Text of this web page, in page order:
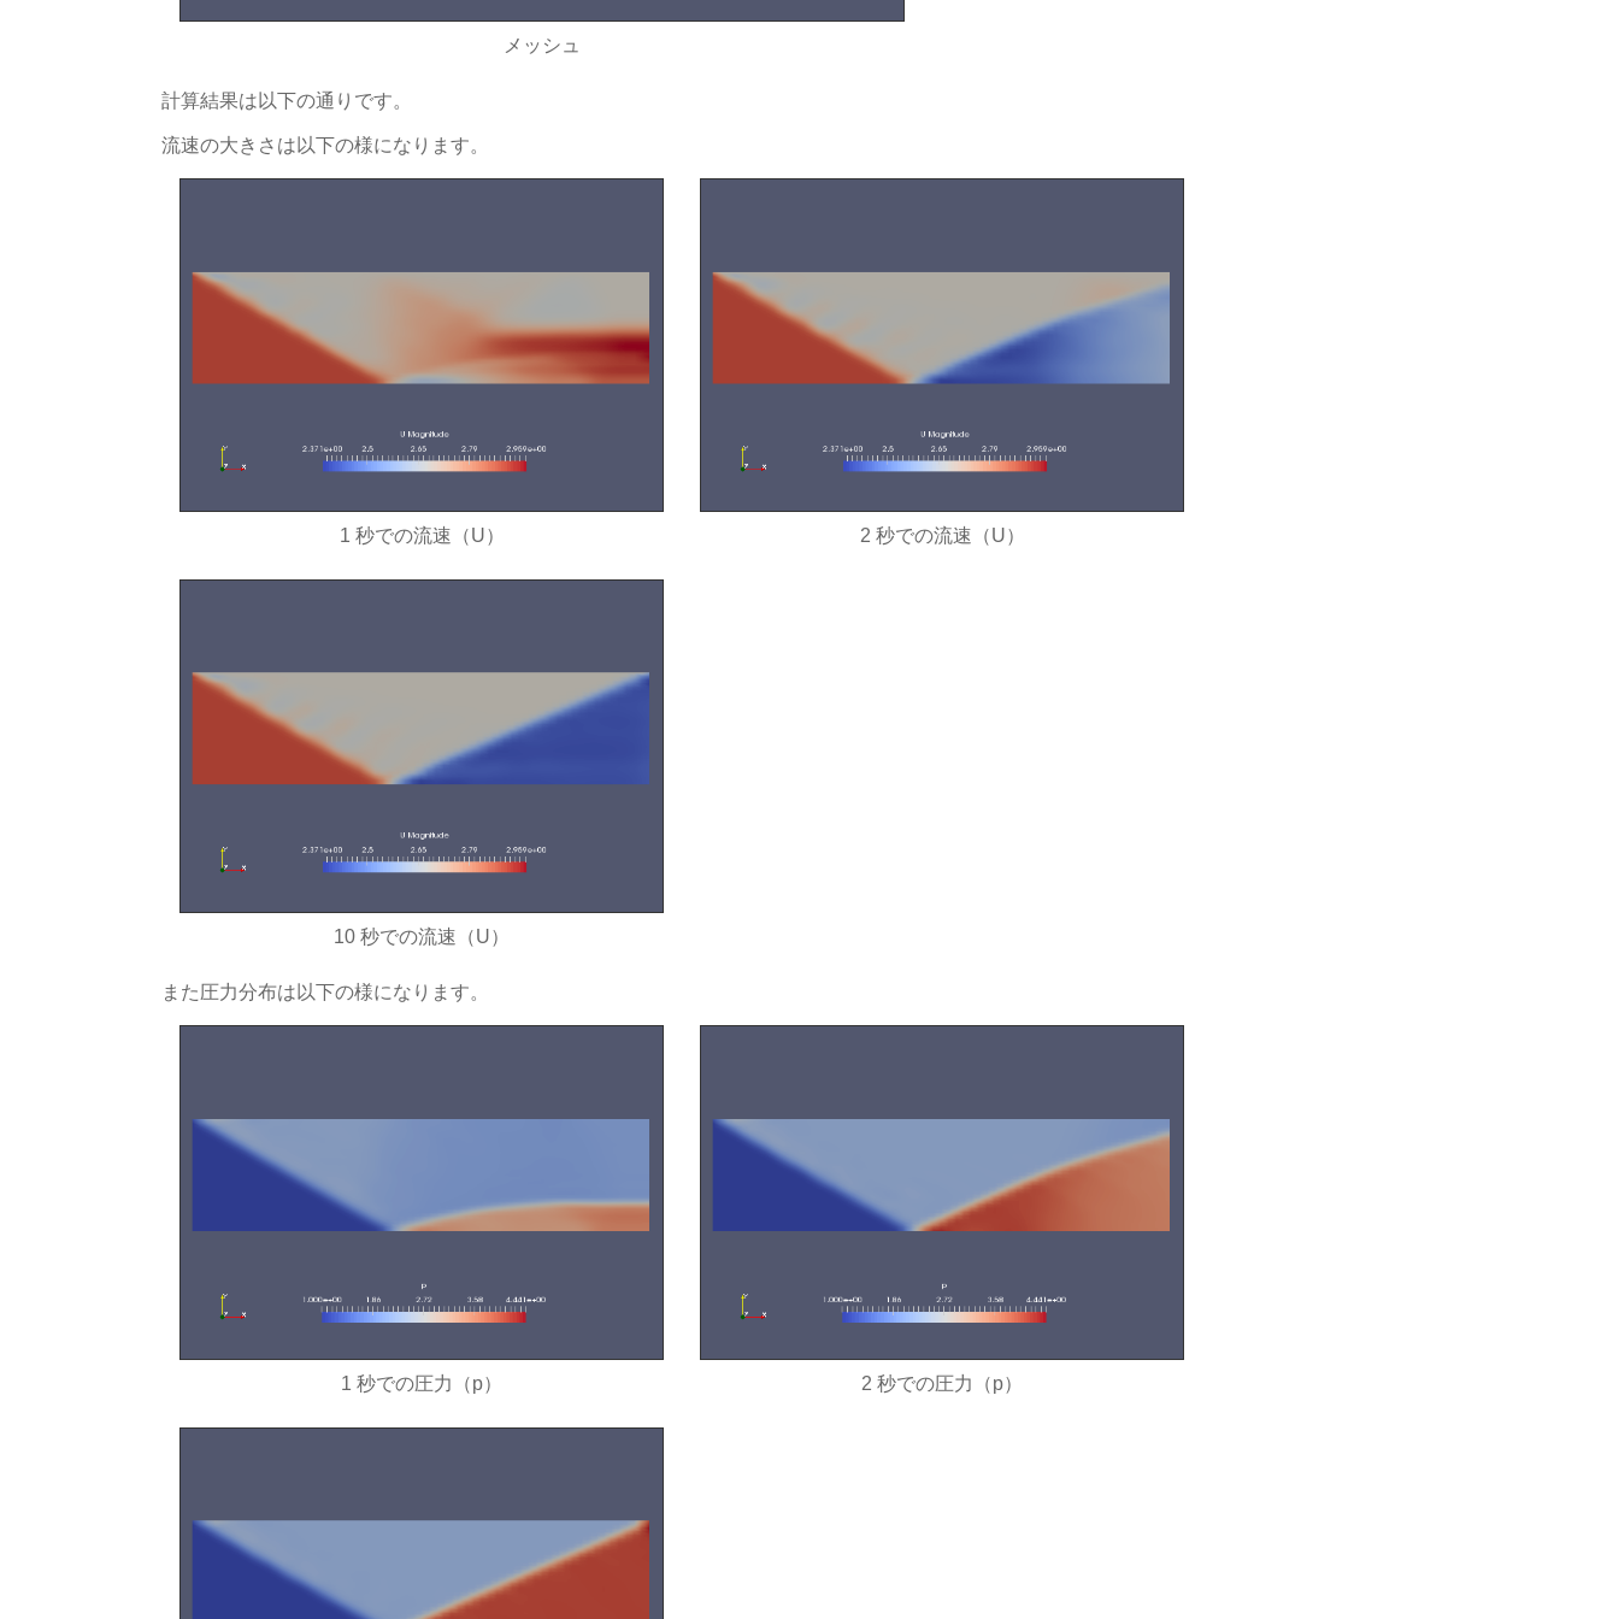
メッシュ
計算結果は以下の通りです。
流速の大きさは以下の様になります。
1 秒での流速（U） 2 秒での流速（U）
10 秒での流速（U）
また圧力分布は以下の様になります。
1 秒での圧力（p） 2 秒での圧力（p）